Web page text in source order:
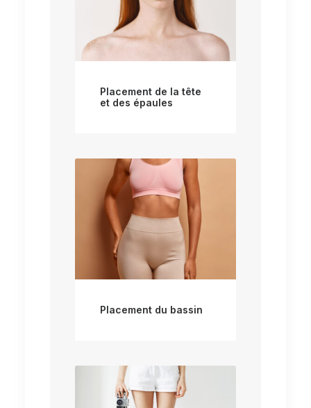
Placement de la tête
et des épaules
Placement du bassin